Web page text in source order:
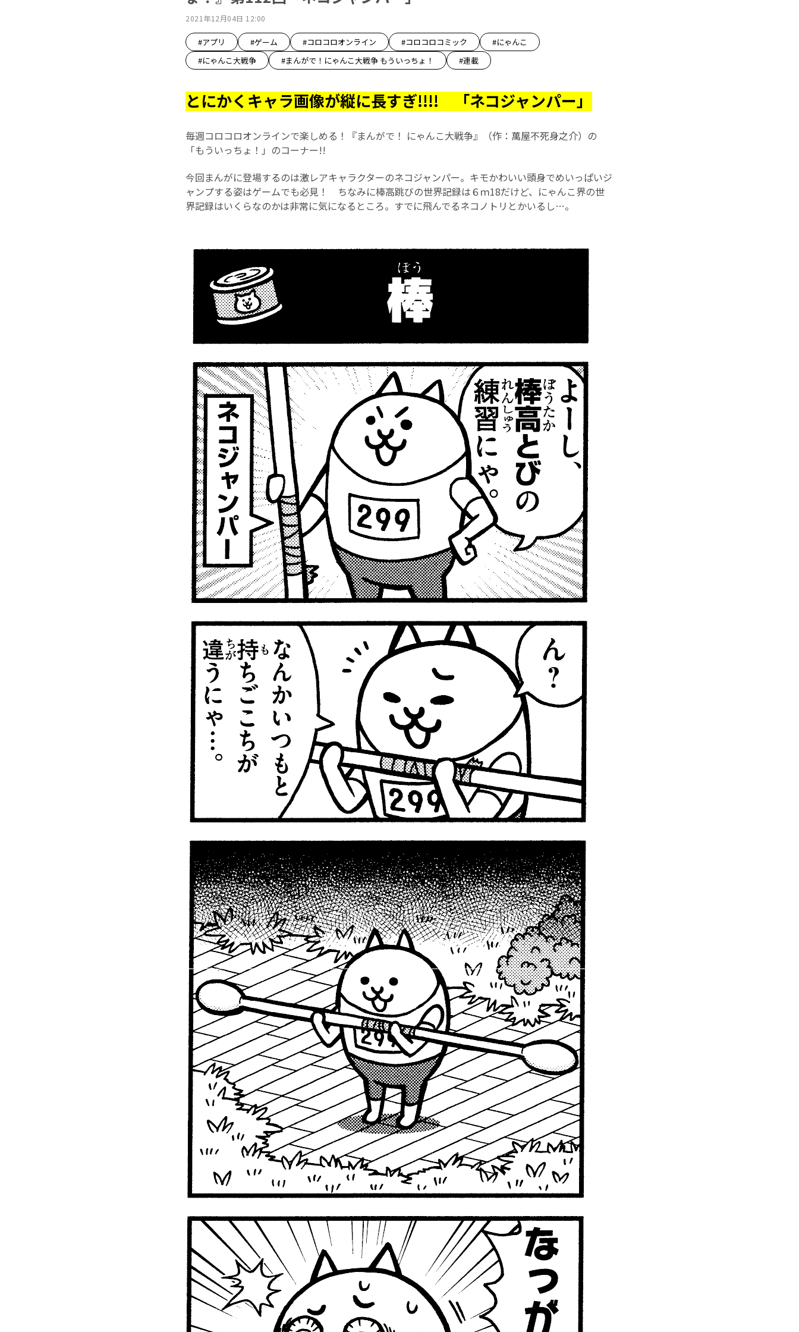
2021年12月04日 12:00
#アプリ #ゲーム #コロコロオンライン #コロコロコミック
#にゃんこ
#にゃんこ大戦争
#まんがで！にゃんこ大戦争 もういっちょ！ #連載
とにかくキャラ画像が縦に長すぎ!!!! 「ネコジャンパー」
毎週コロコロオンラインで楽しめる！『まんがで！ にゃんこ大戦争』（作：萬屋不死身之介）の
「もういっちょ！」のコーナー!!
今回まんがに登場するのは激レアキャラクターのネコジャンパー。キモかわいい頭身でめいっぱいジ
ャンプする姿はゲームでも必見！ ちなみに棒高跳びの世界記録は６ｍ18だけど、にゃんこ界の世
界記録はいくらなのかは非常に気になるところ。すでに飛んでるネコノトリとかいるし…。